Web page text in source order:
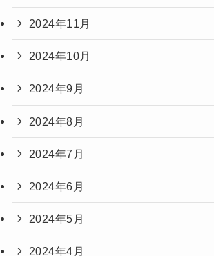
2024年11月
2024年10月
2024年9月
2024年8月
2024年7月
2024年6月
2024年5月
2024年4月